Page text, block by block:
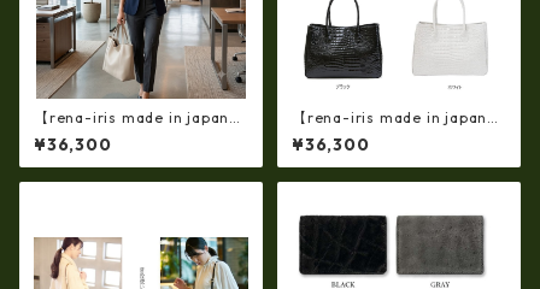
【rena-iris made in japan】
【国産品】ソフトシュリンク
革ショルダートートバッグ
（イタリアンレザー）ri-5153
収納、プレゼント
¥36,300
【rena-iris made in japan】
【日本製】牛革エナメルクロ
コ 軽量ラージサイズ・トート
バッグ ir-674
¥36,300